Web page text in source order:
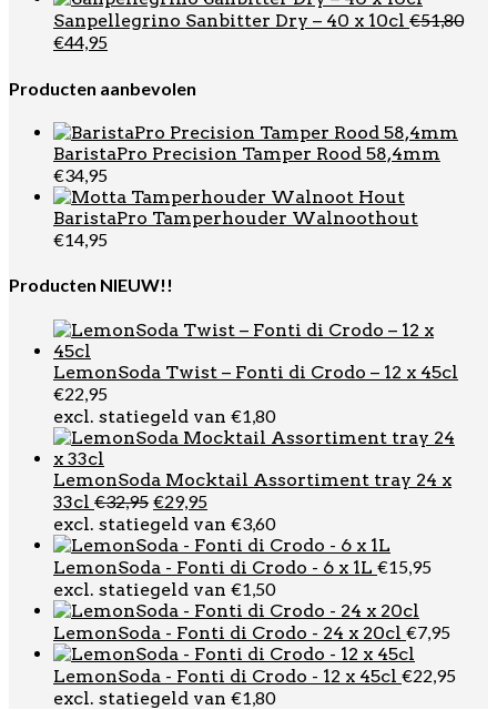
was:
is:
Sanpellegrino Sanbitter Dry – 40 x 10cl €51,80
Oorspronkelijke
was:
€44,95Huidige
is:
Producten aanbevolen
BaristaPro Precision Tamper Rood 58,4mm
€34,95
BaristaPro Tamperhouder Walnoothout
€14,95
Producten NIEUW!!
LemonSoda Twist – Fonti di Crodo – 12 x 45cl
€22,95
excl. statiegeld van €1,80
LemonSoda Mocktail Assortiment tray 24 x
33cl €32,95 Oorspronkelijke
prijs
was:
€32,95.
€29,95Huidige
prijs
is:
€29,95.
excl. statiegeld van €3,60
LemonSoda - Fonti di Crodo - 6 x 1L €15,95
excl. statiegeld van €1,50
LemonSoda - Fonti di Crodo - 24 x 20cl €7,95
LemonSoda - Fonti di Crodo - 12 x 45cl €22,95
excl. statiegeld van €1,80